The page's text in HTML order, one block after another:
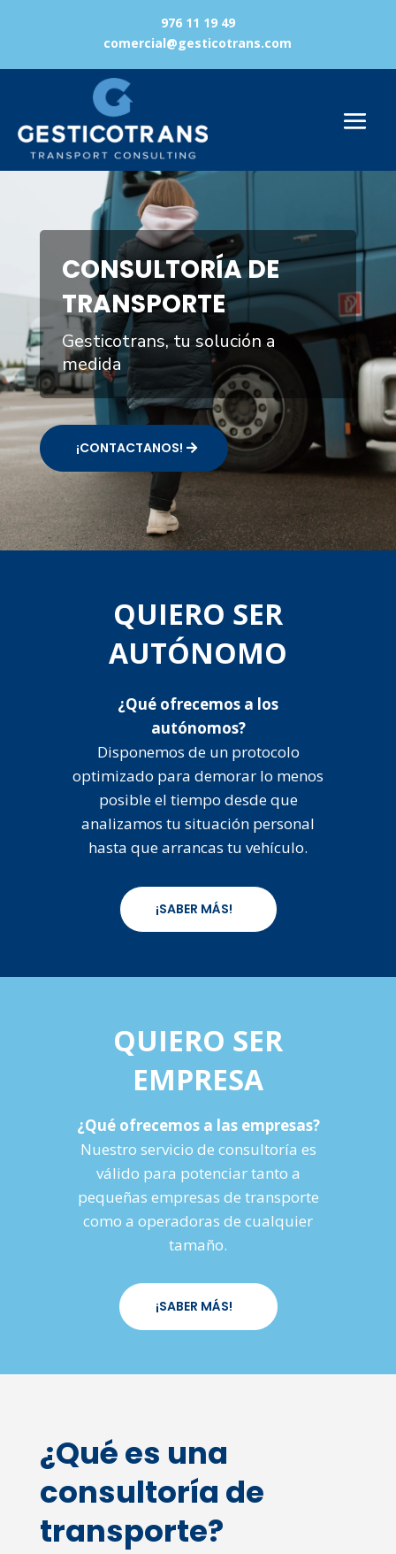
976 11 19 49
comercial@gesticotrans.com
CONSULTORÍA DE
TRANSPORTE
Gesticotrans, tu solución a
medida
¡CONTACTANOS!
QUIERO SER
AUTÓNOMO
¿Qué ofrecemos a los
autónomos?
Disponemos de un protocolo
optimizado para demorar lo menos
posible el tiempo desde que
analizamos tu situación personal
hasta que arrancas tu vehículo.
¡SABER MÁS!
QUIERO SER
EMPRESA
¿Qué ofrecemos a las empresas?
Nuestro servicio de consultoría es
válido para potenciar tanto a
pequeñas empresas de transporte
como a operadoras de cualquier
tamaño.
¡SABER MÁS!
¿Qué es una
consultoría de
transporte?